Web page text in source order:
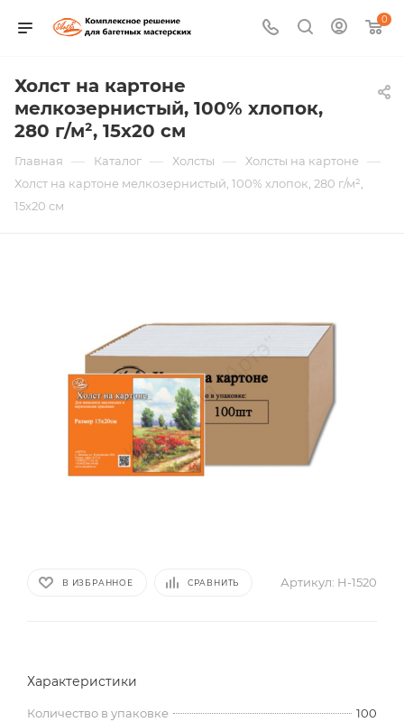
0
Холст на картоне
мелкозернистый, 100% хлопок,
280 г/м², 15х20 см
Главная — Каталог — Холсты — Холсты на картоне —
Холст на картоне мелкозернистый, 100% хлопок, 280 г/м²,
15х20 см
В ИЗБРАННОЕ СРАВНИТЬ Артикул: H-1520
Характеристики
Количество в упаковке
100